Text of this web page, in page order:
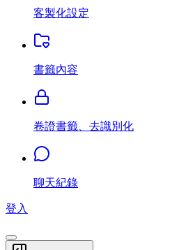
客製化設定
書籤內容
卷證書籤、去識別化
聊天紀錄
登入